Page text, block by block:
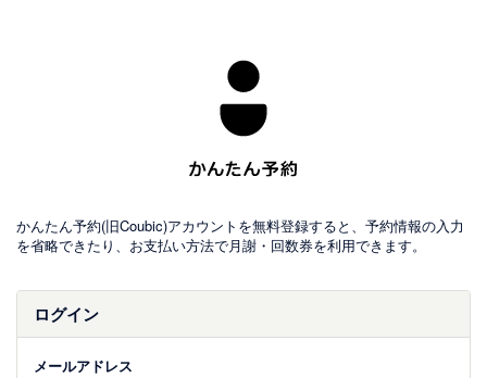
かんたん予約(旧Coubic)アカウントを無料登録すると、予約情報の入力
を省略できたり、お支払い方法で月謝・回数券を利用できます。
ログイン
メールアドレス